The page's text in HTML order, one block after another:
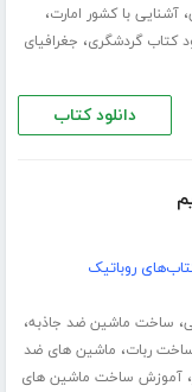
،آشنایی با کشور امارت،
کتاب گردشگری، جغرافیای
دانلود کتاب
روباتیک
، ساخت ماشین ضد جاذبه،
ربات، ماشین های ضد
،آموزش ساخت ماشین های